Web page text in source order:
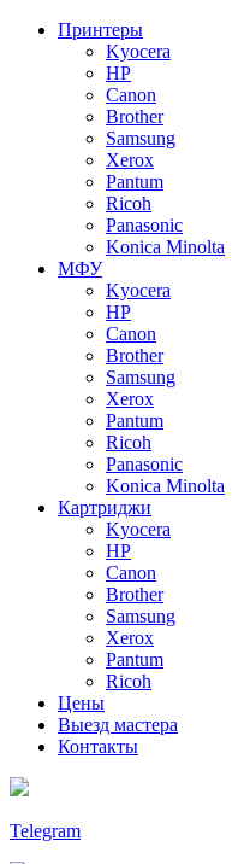
Принтеры
Kyocera
HP
Canon
Brother
Samsung
Xerox
Pantum
Ricoh
Panasonic
Konica Minolta
МФУ
Kyocera
HP
Canon
Brother
Samsung
Xerox
Pantum
Ricoh
Panasonic
Konica Minolta
Картриджи
Kyocera
HP
Canon
Brother
Samsung
Xerox
Pantum
Ricoh
Цены
Выезд мастера
Контакты
Telegram